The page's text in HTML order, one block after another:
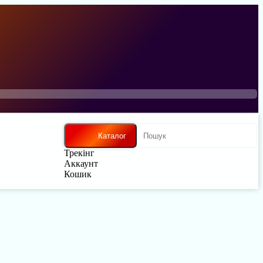
Каталог
Трекінг
Аккаунт
Кошик